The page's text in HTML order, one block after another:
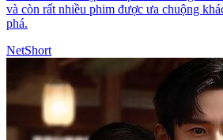
và còn rất nhiều phim được ưa chuộng
phá.
NetShort